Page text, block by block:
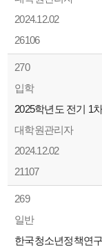
2024.12.02
26106
270
입학
2025학년도 전기 1
대학원관리자
2024.12.02
21107
269
일반
한국청소년정책연